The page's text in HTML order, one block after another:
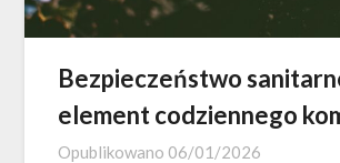
Bezpieczeństwo
element codziennego
Opublikowano 06/01/2026